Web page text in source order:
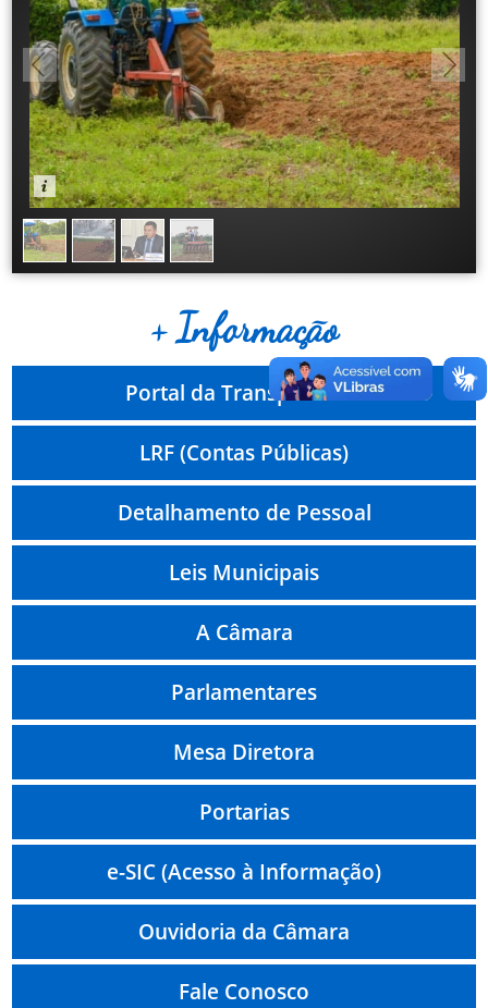
+ Informação
Portal da Transparência
LRF (Contas Públicas)
Detalhamento de Pessoal
Leis Municipais
A Câmara
Parlamentares
Mesa Diretora
Portarias
e-SIC (Acesso à Informação)
Ouvidoria da Câmara
Fale Conosco